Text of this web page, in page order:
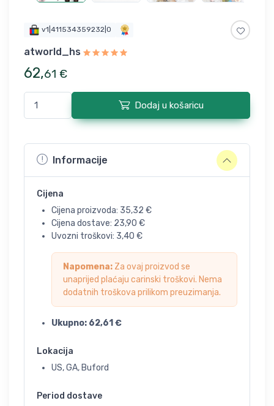
v1|411534359232|0
atworld_hs
62,61 €
Dodaj u košaricu
Informacije
Cijena
Cijena proizvoda: 35,32 €
Cijena dostave: 23,90 €
Uvozni troškovi: 3,40 €
Napomena: Za ovaj proizvod se
unaprijed plaćaju carinski troškovi. Nema
dodatnih troškova prilikom preuzimanja.
Ukupno: 62,61 €
Lokacija
US, GA, Buford
Period dostave